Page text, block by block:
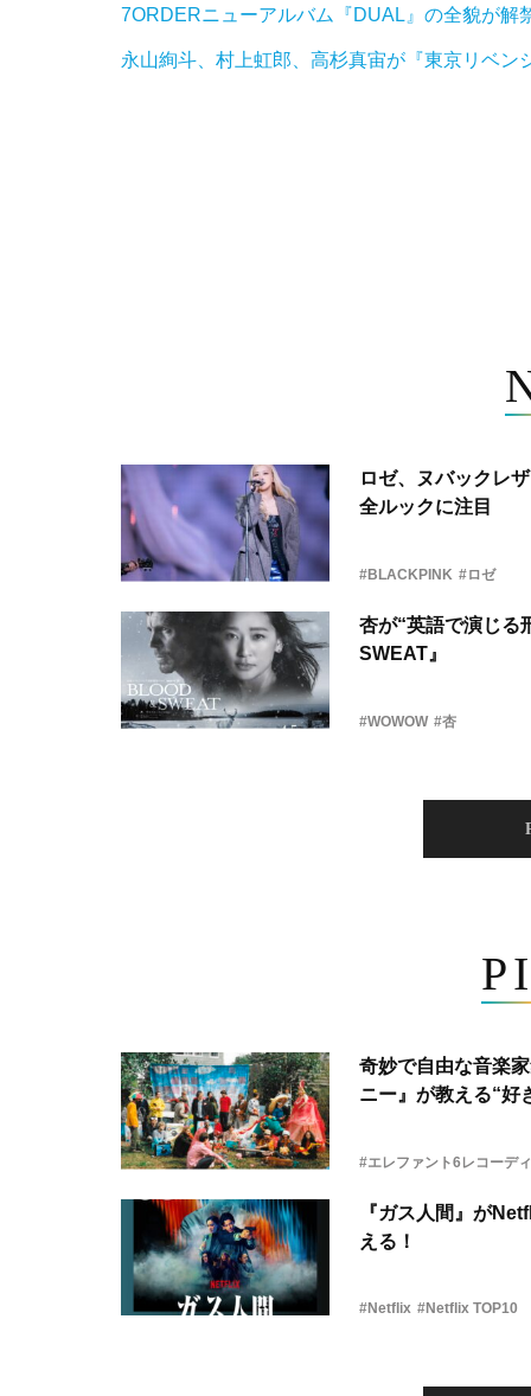
7ORDERニューアルバム『DUAL』の全貌が解
永山絢斗、村上虹郎、高杉真宙が『東京リベン
ロゼ、ヌバックレ
全ルックに注目
#BLACKPINK #ロゼ
杏が“英語で演じ
SWEAT』
#WOWOW #杏
奇妙で自由な音楽
ニー』が教える“好
#エレファント6レコーデ
『ガス人間』が
える！
#Netflix #Netflix TOP10